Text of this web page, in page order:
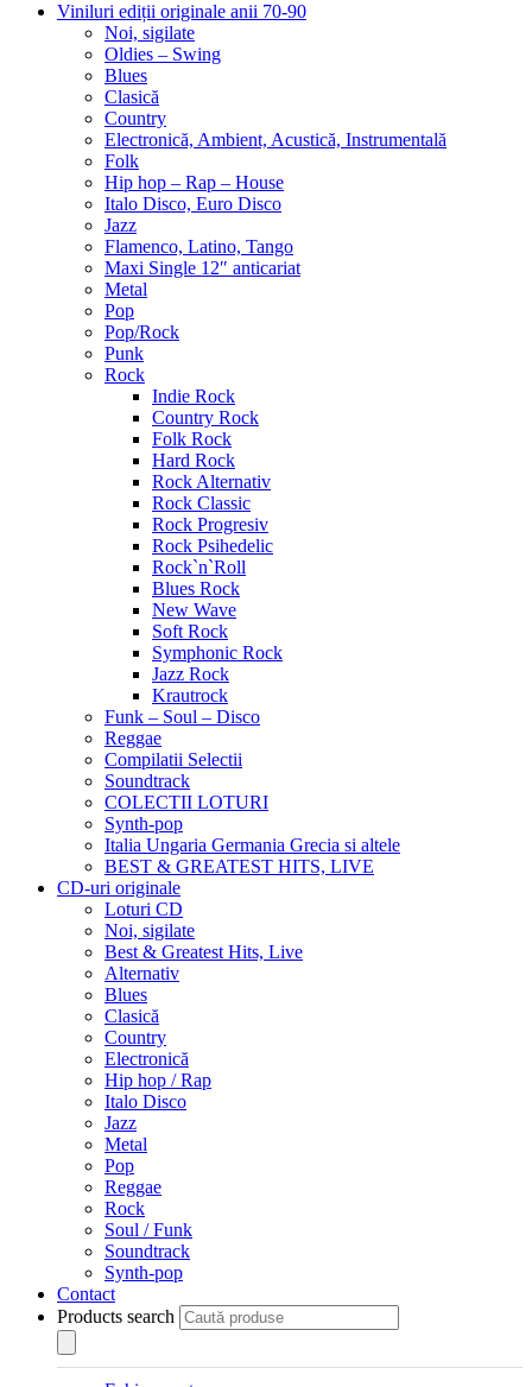
Viniluri ediții originale anii 70-90
Noi, sigilate
Oldies – Swing
Blues
Clasică
Country
Electronică, Ambient, Acustică, Instrumentală
Folk
Hip hop – Rap – House
Italo Disco, Euro Disco
Jazz
Flamenco, Latino, Tango
Maxi Single 12″ anticariat
Metal
Pop
Pop/Rock
Punk
Rock
Indie Rock
Country Rock
Folk Rock
Hard Rock
Rock Alternativ
Rock Classic
Rock Progresiv
Rock Psihedelic
Rock`n`Roll
Blues Rock
New Wave
Soft Rock
Symphonic Rock
Jazz Rock
Krautrock
Funk – Soul – Disco
Reggae
Compilatii Selectii
Soundtrack
COLECTII LOTURI
Synth-pop
Italia Ungaria Germania Grecia si altele
BEST & GREATEST HITS, LIVE
CD-uri originale
Loturi CD
Noi, sigilate
Best & Greatest Hits, Live
Alternativ
Blues
Clasică
Country
Electronică
Hip hop / Rap
Italo Disco
Jazz
Metal
Pop
Reggae
Rock
Soul / Funk
Soundtrack
Synth-pop
Contact
Products search